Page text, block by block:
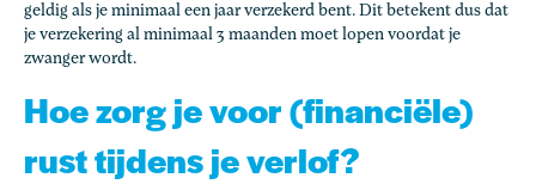
geldig als je minimaal een jaar verzekerd bent. Dit betekent dus dat
je verzekering al minimaal 3 maanden moet lopen voordat je
zwanger wordt.
Hoe zorg je voor (financiële)
rust tijdens je verlof?